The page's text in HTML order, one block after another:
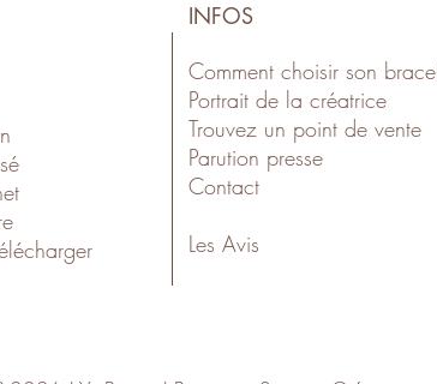
et
INFOS
Comment choisir son
Portrait de la créatrice
Trouvez un point de vente
Parution presse
Contact
Les Avis